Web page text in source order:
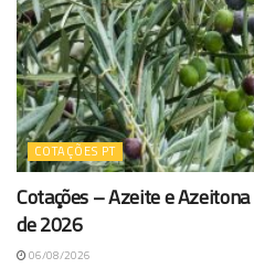
COTAÇÕES PT
Cotações – Azeite e
de 2026
06/08/2026